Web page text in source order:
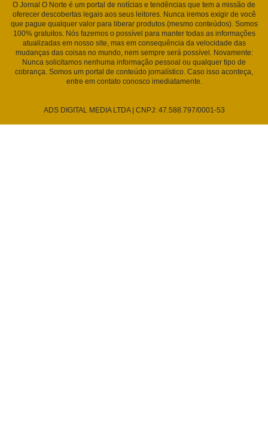
O Jornal O Norte é um portal de notícias e tendências que tem a missão de
oferecer descobertas legais aos seus leitores. Nunca iremos exigir de você
que pague qualquer valor para liberar produtos (mesmo conteúdos). Somos
100% gratuitos. Nós fazemos o possível para manter todas as informações
atualizadas em nosso site, mas em consequência da velocidade das
mudanças das coisas no mundo, nem sempre será possível. Novamente:
Nunca solicitamos nenhuma informação pessoal ou qualquer tipo de
cobrança. Somos um portal de conteúdo jornalístico. Caso isso aconteça,
entre em contato conosco imediatamente.
ADS DIGITAL MEDIA LTDA | CNPJ: 47.588.797/0001-53